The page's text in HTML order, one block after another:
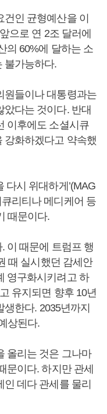
인 균형예산을 이
으로 연 2조 달러에
의 60%에 달하는 소
불가능하다.
원들이나 대통령과는
다는 것이다. 반대
이후에도 소셜시큐
강화하겠다고 약속했
다시 위대하게’(MAG
리티나 메디케어 등
때문이다.
이 때문에 트럼프 행
때 실시했던 감세안
영구화시키려고 하
유지되면 향후 10년
한다. 2035년까지
상된다.
올리는 것은 그나마
문이다. 하지만 관세
데다 관세를 물리